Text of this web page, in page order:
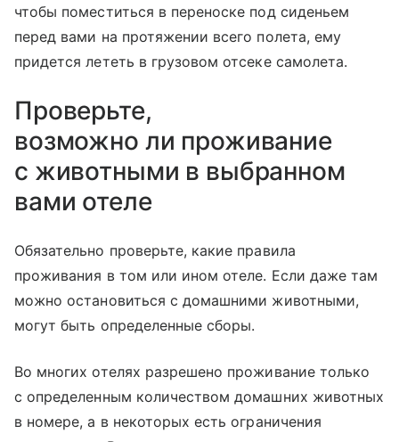
чтобы поместиться в переноске под сиденьем
перед вами на протяжении всего полета, ему
придется лететь в грузовом отсеке самолета.
Проверьте,
возможно ли проживание
с животными в выбранном
вами отеле
Обязательно проверьте, какие правила
проживания в том или ином отеле. Если даже там
можно остановиться с домашними животными,
могут быть определенные сборы.
Во многих отелях разрешено проживание только
с определенным количеством домашних животных
в номере, а в некоторых есть ограничения